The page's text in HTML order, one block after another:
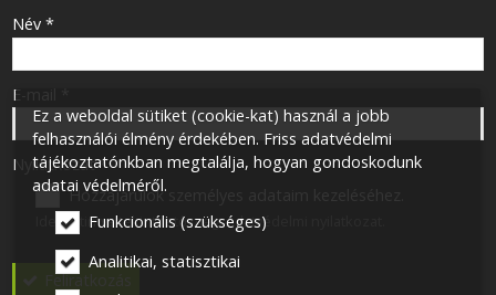
-
-
-
Név *
E-mail
Nyilatkozat*
Hozzájárulok személyes adataim kezeléséhez.
Ide kattintva tekinthető meg:Adatvédelmi nyilatkozat
Feliratkozás
Ez a weboldal sütiket (cookie-kat) használ a jobb
felhasználói élmény érdekében. Friss adatvédelmi
tájékoztatónkban megtalálja, hogyan gondoskodunk
adatai védelméről.
Funkcionális (szükséges)
Analitikai, statisztikai